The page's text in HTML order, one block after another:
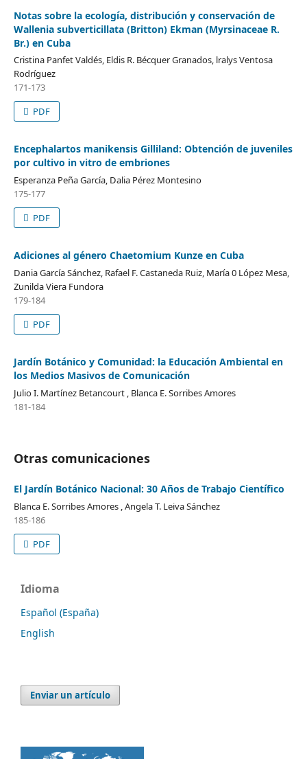
Notas sobre la ecología, distribución y conservación de
Wallenia subverticillata (Britton) Ekman (Myrsinaceae R.
Br.) en Cuba
Cristina Panfet Valdés, Eldis R. Bécquer Granados, lralys Ventosa
Rodríguez
171-173
PDF
Encephalartos manikensis Gilliland: Obtención de juveniles
por cultivo in vitro de embriones
Esperanza Peña García, Dalia Pérez Montesino
175-177
PDF
Adiciones al género Chaetomium Kunze en Cuba
Dania García Sánchez, Rafael F. Castaneda Ruiz, María 0 López Mesa,
Zunilda Viera Fundora
179-184
PDF
Jardín Botánico y Comunidad: la Educación Ambiental en
los Medios Masivos de Comunicación
Julio I. Martínez Betancourt , Blanca E. Sorribes Amores
181-184
Otras comunicaciones
El Jardín Botánico Nacional: 30 Años de Trabajo Científico
Blanca E. Sorribes Amores , Angela T. Leiva Sánchez
185-186
PDF
Idioma
Español (España)
English
Enviar un artículo